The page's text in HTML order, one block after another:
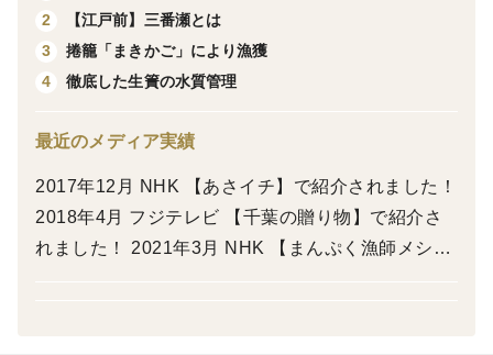
＜保存方法＞
商品到着後、冷蔵庫に保存し2日以内に遠方へのお届け
※輸送時の衝撃や振動で貝殻に傷が入ることがありま
2
【江戸前】三番瀬とは
3
捲籠「まきかご」により漁獲
4
徹底した生簀の水質管理
最近のメディア実績
2017年12月 NHK 【あさイチ】で紹介されました！
2018年4月 フジテレビ 【千葉の贈り物】で紹介さ
れました！ 2021年3月 NHK 【まんぷく漁師メシ】